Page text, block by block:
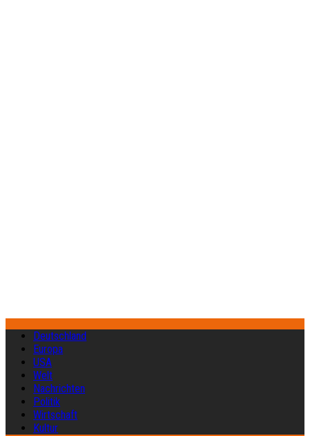
Deutschland
Europa
USA
Welt
Nachrichten
Politik
Wirtschaft
Kultur